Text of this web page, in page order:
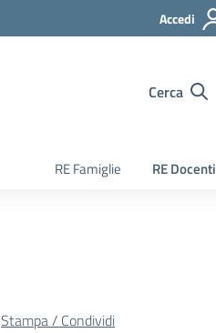
Accedi
Cerca
RE Famiglie RE Docenti
Stampa / Condividi